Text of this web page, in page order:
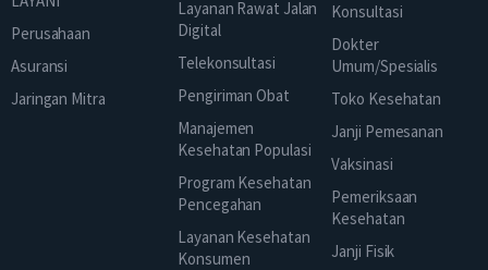
Perusahaan
Asuransi
Jaringan Mitra
Layanan Rawat Jalan
Digital
Telekonsultasi
Pengiriman Obat
Manajemen
Kesehatan Populasi
Program Kesehatan
Pencegahan
Layanan Kesehatan
Konsumen
Konsultasi
Dokter
Umum/Spesialis
Toko Kesehatan
Janji Pemesanan
Vaksinasi
Pemeriksaan
Kesehatan
Janji Fisik